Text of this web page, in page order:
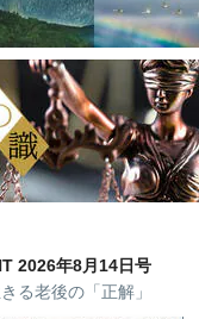
2026年8月14日号
る老後の「正解」